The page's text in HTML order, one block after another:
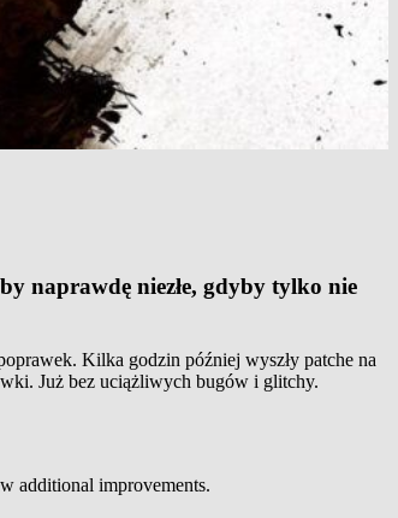
naprawdę niezłe, gdyby tylko nie
Kilka godzin później wyszły patche na
Już bez uciążliwych bugów i glitchy.
additional improvements.